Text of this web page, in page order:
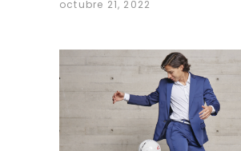
octubre 21, 2022